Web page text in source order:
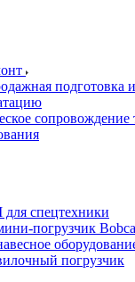
подготовка
сопровождение
спецтехники
погрузчик
погрузчик